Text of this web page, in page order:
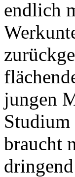
endlich
jungen
Studium
braucht